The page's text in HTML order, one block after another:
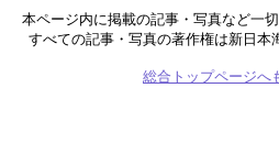
本ページ内に掲載の記事・写真など一
すべての記事・写真の著作権は新日本
総合トップページへ